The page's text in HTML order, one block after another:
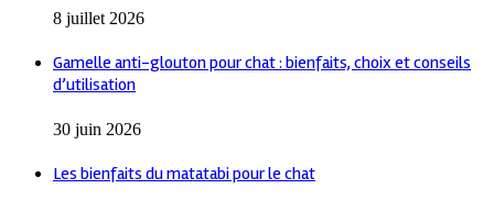
8 juillet 2026
Gamelle anti-glouton pour chat : bienfaits, choix et conseils
d’utilisation
30 juin 2026
Les bienfaits du matatabi pour le chat